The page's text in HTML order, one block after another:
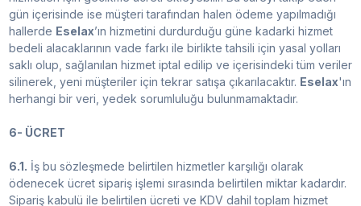
gün içerisinde ise müşteri tarafından halen ödeme yapılmadığı
hallerde Eselax’ın hizmetini durdurduğu güne kadarki hizmet
bedeli alacaklarının vade farkı ile birlikte tahsili için yasal yolları
saklı olup, sağlanılan hizmet iptal edilip ve içerisindeki tüm veriler
silinerek, yeni müşteriler için tekrar satışa çıkarılacaktır. Eselax'ın
herhangi bir veri, yedek sorumluluğu bulunmamaktadır.
6- ÜCRET
6.1. İş bu sözleşmede belirtilen hizmetler karşılığı olarak
ödenecek ücret sipariş işlemi sırasında belirtilen miktar kadardır.
Sipariş kabulü ile belirtilen ücreti ve KDV dahil toplam hizmet